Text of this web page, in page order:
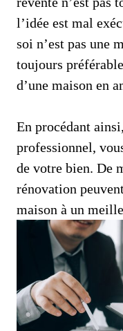
l’idée est mal
soi n’est pas une
toujours
d’une maison en
En procédant
professionnel,
de votre bien. De
rénovation
maison à un